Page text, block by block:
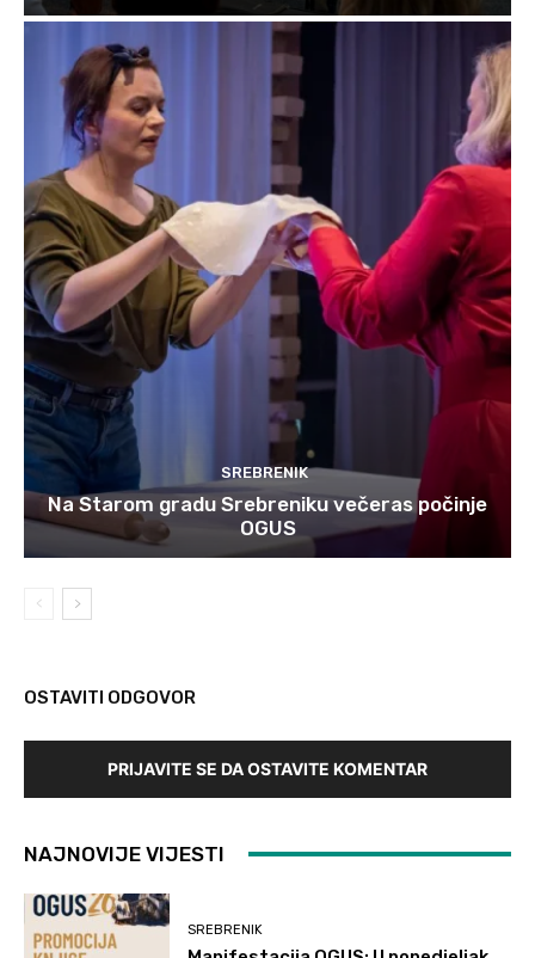
SREBRENIK
Na Starom gradu Srebreniku večeras počinje
OGUS
OSTAVITI ODGOVOR
PRIJAVITE SE DA OSTAVITE KOMENTAR
NAJNOVIJE VIJESTI
SREBRENIK